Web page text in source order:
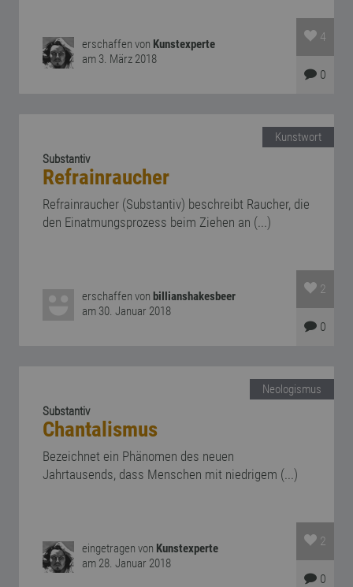
erschaffen von Kunstexperte
am 3. März 2018
4
0
Kunstwort
Substantiv
Refrainraucher
Refrainraucher (Substantiv) beschreibt Raucher, die
den Einatmungsprozess beim Ziehen an (...)
erschaffen vonbillianshakesbeer
am 30. Januar 2018
2
0
Neologismus
Substantiv
Chantalismus
Bezeichnet ein Phänomen des neuen
Jahrtausends, dass Menschen mit niedrigem (...)
eingetragen von Kunstexperte
am 28. Januar 2018
2
0